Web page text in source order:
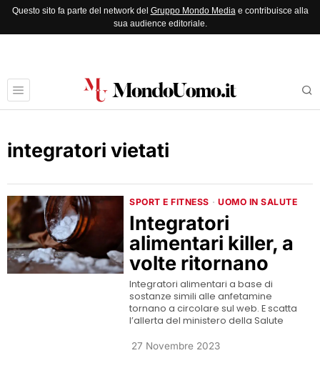
Questo sito fa parte del network del Gruppo Mondo Mediae contribuisce alla
sua audience editoriale.
integratori vietati
SPORT E FITNESS · UOMO IN SALUTE
Integratori
alimentari killer, a
volte ritornano
Integratori alimentari a base di
sostanze simili alle anfetamine
tornano a circolare sul web. E scatta
l’allerta del ministero della Salute
27 Novembre 2023